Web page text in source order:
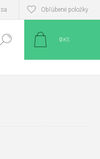
Obľúbené položky
0 KS